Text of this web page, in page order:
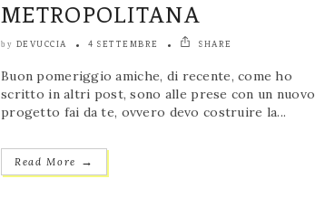
METROPOLITANA
by DEVUCCIA 4 SETTEMBRE SHARE
Buon pomeriggio amiche, di recente, come ho
scritto in altri post, sono alle prese con un nuovo
progetto fai da te, ovvero devo costruire la...
Read More →